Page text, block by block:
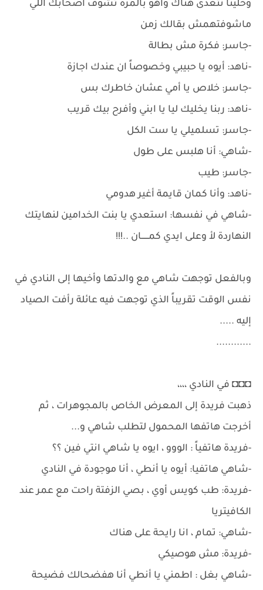
وخلينا نتغدى هناك وأهو بالمرة تشوف أصحابك اللي
ماشوفتهمش بقالك زمن
-جاسر: فكرة مش بطالة
-ناهد: أيوه يا حبيبي وخصوصاً ان عندك اجازة
-جاسر: خلاص يا أمي عشان خاطرك بس
-ناهد: ربنا يخليك ليا يا ابني وأفرح بيك قريب
-جاسر: تسلميلي يا ست الكل
-شاهي: أنا هلبس على طول
-جاسر: طيب
-ناهد: وأنا كمان قايمة أغير هدومي
-شاهي في نفسها: استعدي يا بنت الخدامين لنهايتك
النهاردة لأ وعلى ايدي كمــــــان ..!!!
وبالفعل توجهت شاهي مع والدتها وأخيها إلى النادي في
نفس الوقت تقريباً الذي توجهت فيه عائلة رأفت الصياد
إليه .....
............
◘◘◘ في النادي ،،،،
ذهبت فريدة إلى المعرض الخاص بالمجوهرات ، ثم
أخرجت هاتفها المحمول لتطلب شاهي و...
-فريدة هاتفياً : الووو ، ايوه يا شاهي انتي فين ؟؟
-شاهي هاتفيا: أيوه يا أنطي ، أنا موجودة في النادي
-فريدة: طب كويس أوي ، بصي الزفتة راحت مع عمر عند
الكافيتريا
-شاهي: تمام ، انا رايحة على هناك
-فريدة: مش هوصيكي
-شاهي بغل : اطمني يا أنطي أنا هفضحالك فضيحة